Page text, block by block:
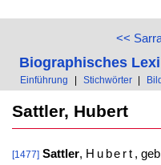
<<
Biographisches
Einführung | Stichwörter |
Sattler, Hubert
[1477] Sattler, Hubert ,